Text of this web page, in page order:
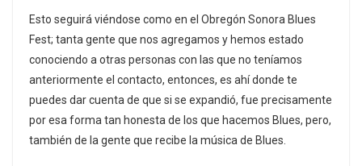
Esto seguirá viéndose como en el Obregón Sonora Blues
Fest; tanta gente que nos agregamos y hemos estado
conociendo a otras personas con las que no teníamos
anteriormente el contacto, entonces, es ahí donde te
puedes dar cuenta de que si se expandió, fue precisamente
por esa forma tan honesta de los que hacemos Blues, pero,
también de la gente que recibe la música de Blues.